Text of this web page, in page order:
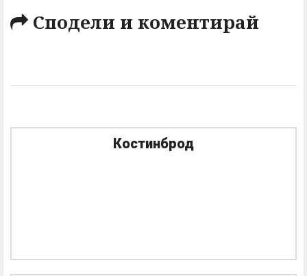
Сподели и коментирай
Костинброд